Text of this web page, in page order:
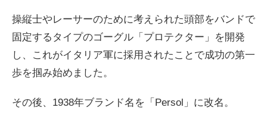
操縦士やレーサーのために考えられた頭部をバンドで
固定するタイプのゴーグル「プロテクター」を開発
し、これがイタリア軍に採用されたことで成功の第一
歩を掴み始めました。
その後、1938年ブランド名を「Persol」に改名。